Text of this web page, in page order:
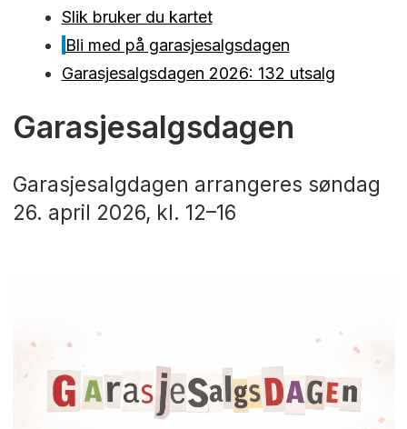
Slik bruker du kartet
Bli med på garasjesalgsdagen
Garasjesalgsdagen 2026: 132 utsalg
Garasjesalgsdagen
Garasjesalgdagen arrangeres søndag
26. april 2026, kl. 12–16